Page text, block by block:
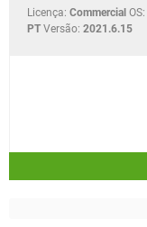
Licença: Commercial OS:
PT Versão: 2021.6.15